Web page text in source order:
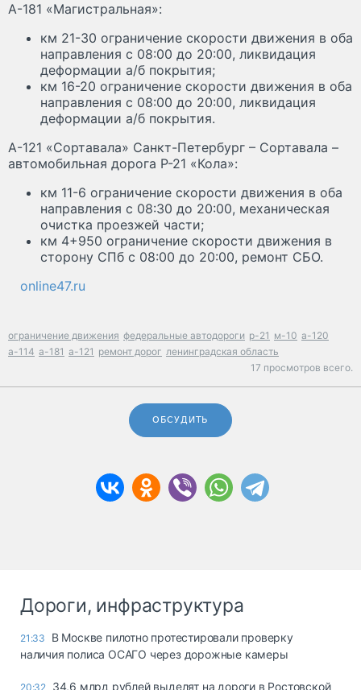
А-181 «Магистральная»:
км 21-30 ограничение скорости движения в оба
направления с 08:00 до 20:00, ликвидация
деформации а/б покрытия;
км 16-20 ограничение скорости движения в оба
направления с 08:00 до 20:00, ликвидация
деформации а/б покрытия.
А-121 «Сортавала» Санкт-Петербург – Сортавала –
автомобильная дорога Р-21 «Кола»:
км 11-6 ограничение скорости движения в оба
направления с 08:30 до 20:00, механическая
очистка проезжей части;
км 4+950 ограничение скорости движения в
сторону СПб с 08:00 до 20:00, ремонт СБО.
online47.ru
ограничение движения федеральные автодороги р-21 м-10 а-120
а-114 а-181 а-121 ремонт дорог ленинградская область
17 просмотров всего.
ОБСУДИТЬ
Дороги, инфраструктура
21:33
В Москве пилотно протестировали проверку
наличия полиса ОСАГО через дорожные камеры
20:32 34,6 млрд рублей выделят на дороги в Ростовской